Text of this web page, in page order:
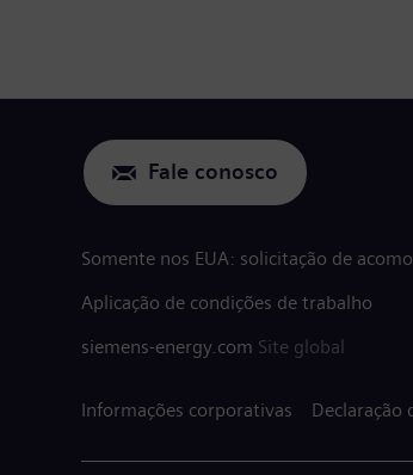
Fale conosco
Somente nos EUA: solicitação de
Aplicação de condições de trabalho
siemens-energy.com Site global
Informações corporativas Declaração